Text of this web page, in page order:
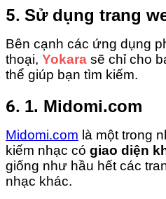
5. Sử dụng trang
Bên cạnh các ứng dụng
thoại, Yokara sẽ chỉ cho
thể giúp bạn tìm kiếm.
6. 1. Midomi.com
Midomi.com là một trong
kiếm nhạc có giao diện
giống như hầu hết các
nhạc khác.